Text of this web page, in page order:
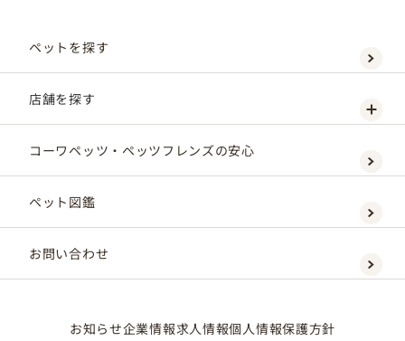
ペットを探す
店舗を探す
コーワペッツ・ペッツフレンズの安心
ペット図鑑
お問い合わせ
お知らせ企業情報求人情報個人情報保護方針